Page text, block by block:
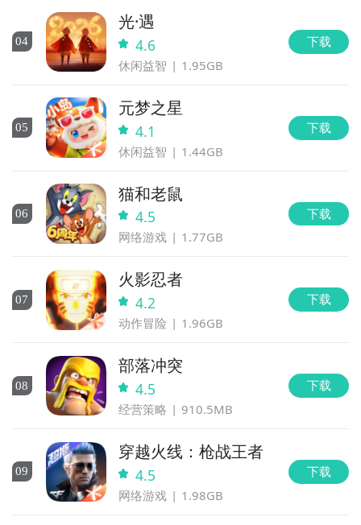
戏2有大致的了解了，不过这么游戏要怎么样才能抢先体
验到呢？不用担心，目前九游客户端已经开通了测试提
醒了，通过在九游APP中搜索“全是广告的游戏2”，点击
错过最先的下载机会了咯！
九游APP
全球好游抢先下 福利礼包免费领
04
光·遇
4.6
休闲益智 1.95GB
下载
05
元梦之星
4.1
休闲益智 1.44GB
下载
06
猫和老鼠
4.5
网络游戏 1.77GB
下载
07
火影忍者
4.2
动作冒险 1.96GB
下载
08
部落冲突
4.5
经营策略 910.5MB
下载
09
穿越火线：枪战王者
4.5
网络游戏 1.98GB
下载